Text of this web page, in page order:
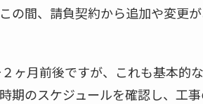
の間、請負契約から追加や変更
ヶ月前後ですが、これも基本的
期のスケジュールを確認し、工事